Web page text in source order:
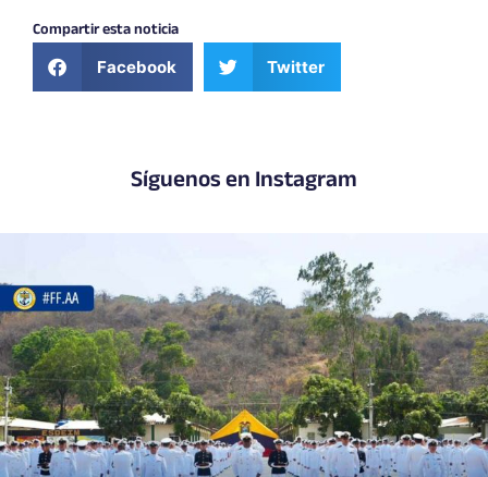
Compartir esta noticia
Facebook Twitter
Síguenos en Instagram